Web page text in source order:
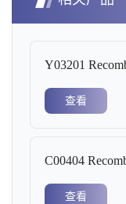
Y03201
查看
C00404
查看